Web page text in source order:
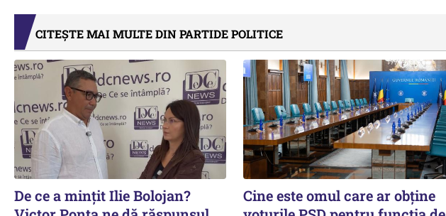
CITEȘTE MAI MULTE DIN PARTIDE POLITICE
De ce a mințit Ilie Bolojan?
Cine este omul care ar obține